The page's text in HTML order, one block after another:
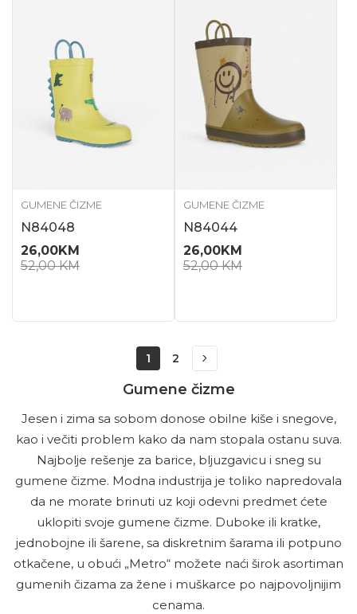
GUMENE ČIZME
N84048
26,00KM
52,00KM
GUMENE ČIZME
N84044
26,00KM
52,00KM
1 2
Gumene čizme
Jesen i zima sa sobom donose obilne kiše i snegove,
kao i večiti problem kako da nam stopala ostanu suva.
Najbolje rešenje za barice, bljuzgavicu i sneg su
gumene čizme. Modna industrija je toliko napredovala
da ne morate brinuti uz koji odevni predmet ćete
uklopiti svoje gumene čizme. Duboke ili kratke,
jednobojne ili šarene, sa diskretnim šarama ili potpuno
otkačene, u obući „Metro“ možete naći širok asortiman
gumenih čizama za žene i muškarce po najpovoljnijim
cenama.